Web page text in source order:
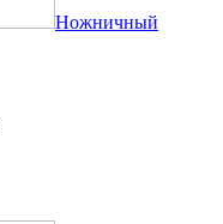
Ножничный